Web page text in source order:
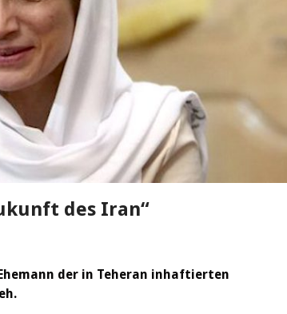
des Iran“
der in Teheran inhaftierten